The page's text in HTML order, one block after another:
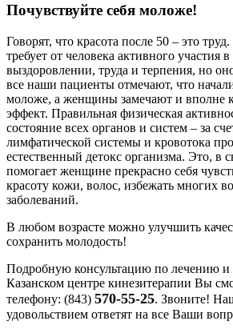
Почувствуйте себя моложе!
Говорят, что красота после 50 – это
требует от человека активного участия
выздоровлении, труда и терпения, но
все наши пациенты отмечают, что
моложе, а женщины замечают и вполне
эффект. Правильная физическая
состояние всех органов и систем – за
лимфатической системы и кровотока
естественный детокс организма. Это, в
помогает женщине прекрасно себя
красоту кожи, волос, избежать многих
заболеваний.
В любом возрасте можно улучшить
сохранить молодость!
Подробную консультацию по лечению и
Казанском центре кинезитерапии Вы
телефону: (843) 570-55-25. Звоните!
удовольствием ответят на все Ваши